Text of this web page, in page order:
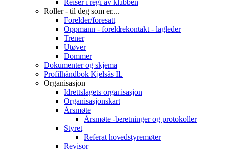
Reiser i regi av klubben
Roller - til deg som er....
Forelder/foresatt
Oppmann - foreldrekontakt - lagleder
Trener
Utøver
Dommer
Dokumenter og skjema
Profilhåndbok Kjelsås IL
Organisasjon
Idrettslagets organisasjon
Organisasjonskart
Årsmøte
Årsmøte -beretninger og protokoller
Styret
Referat hovedstyremøter
Revisor